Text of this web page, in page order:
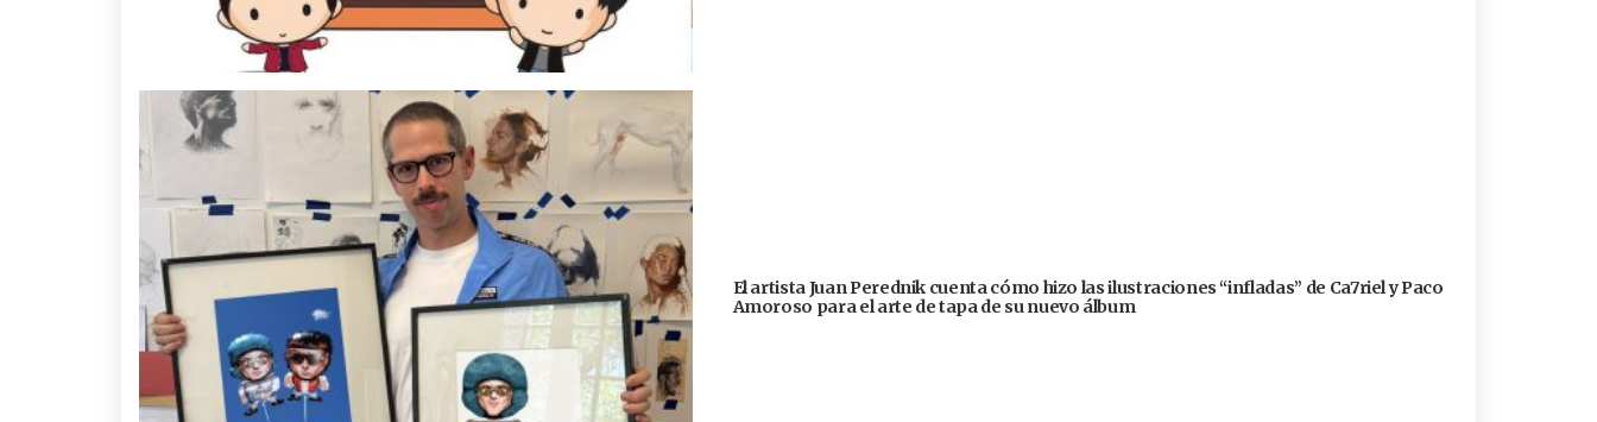
El artista Juan Perednik cuenta cómo hizo las ilustraciones “infladas” de Ca7riel y Paco
Amoroso para el arte de tapa de su nuevo álbum